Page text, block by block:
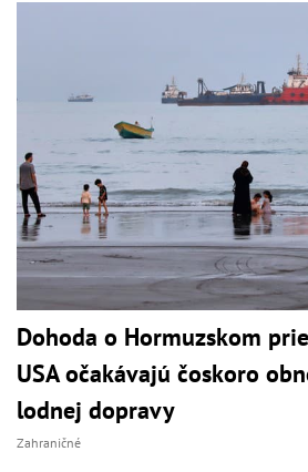
Dohoda o Hormuzskom
USA očakávajú čoskoro
lodnej dopravy
Zahraničné